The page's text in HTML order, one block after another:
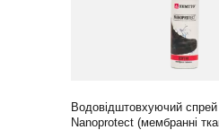
Водовідштовхуючий
Nanoprotect (мембранні